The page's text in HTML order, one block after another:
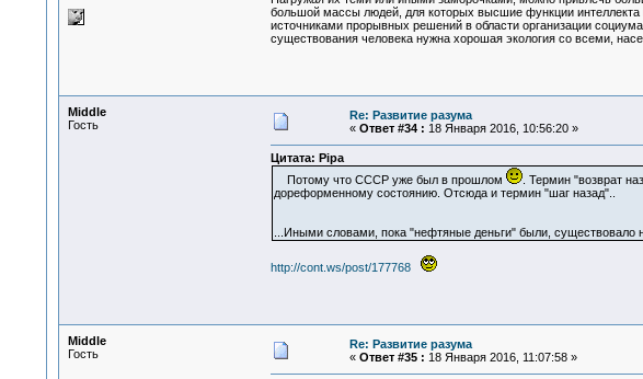
большой массы людей, для которых высшие функции
источниками прорывных решений в области организации
существования человека нужна хорошая экология со всеми,
Middle
Гость
Re: Развитие разума
« Ответ #34 : 18 Января 2016, 10:56:20 »
Цитата: Pipa
Потому что СССР уже был в прошлом
. Термин "возврат
дореформенному состоянию. Отсюда и термин "шаг назад"..
...Иными словами, пока "нефтяные деньги" были, существовало
http://cont.ws/post/177768
Middle
Гость
Re: Развитие разума
« Ответ #35 : 18 Января 2016, 11:07:58 »